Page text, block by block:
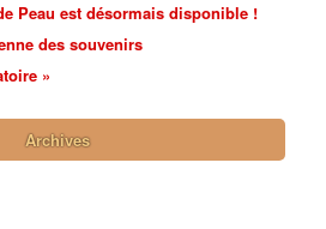
Peau est désormais disponible !
des souvenirs
»
Archives